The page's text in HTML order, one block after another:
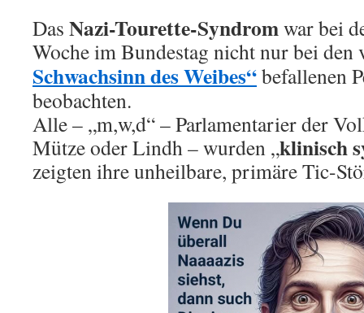
Das Nazi-Tourette-Syndromwar bei
Woche im Bundestag nicht nur bei
Schwachsinn des Weibes“befallenen
beobachten.
Alle – „m,w,d“ – Parlamentarier der
Mütze oder Lindh – wurden „klinisch
zeigten ihre unheilbare, primäre Tic-